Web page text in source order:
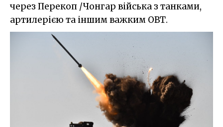
через Перекоп /Чонгар війська з танками,
артилерією та іншим важким ОВТ.